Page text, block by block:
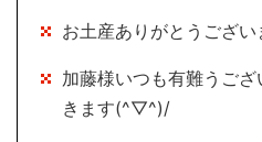
お土産ありがとうござ
加藤様いつも有難うご
きます(^▽^)/